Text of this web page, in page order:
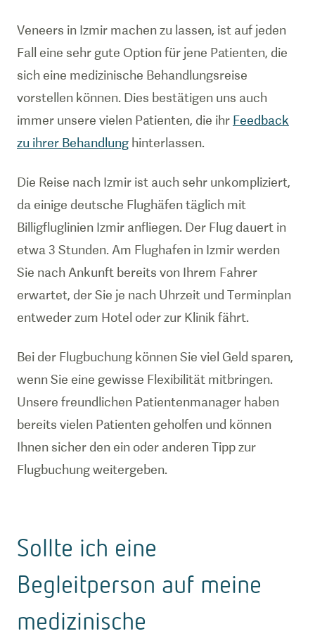
Veneers in Izmir machen zu lassen, ist auf jeden
Fall eine sehr gute Option für jene Patienten, die
sich eine medizinische Behandlungsreise
vorstellen können. Dies bestätigen uns auch
immer unsere vielen Patienten, die ihr Feedback
zu ihrer Behandlung hinterlassen.
Die Reise nach Izmir ist auch sehr unkompliziert,
da einige deutsche Flughäfen täglich mit
Billigfluglinien Izmir anfliegen. Der Flug dauert in
etwa 3 Stunden. Am Flughafen in Izmir werden
Sie nach Ankunft bereits von Ihrem Fahrer
erwartet, der Sie je nach Uhrzeit und Terminplan
entweder zum Hotel oder zur Klinik fährt.
Bei der Flugbuchung können Sie viel Geld sparen,
wenn Sie eine gewisse Flexibilität mitbringen.
Unsere freundlichen Patientenmanager haben
bereits vielen Patienten geholfen und können
Ihnen sicher den ein oder anderen Tipp zur
Flugbuchung weitergeben.
Sollte ich eine
Begleitperson auf meine
medizinische